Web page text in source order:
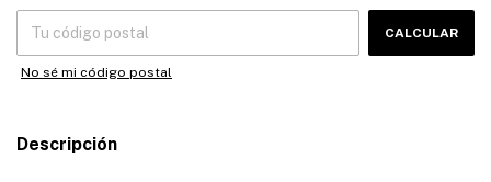
CALCULAR
No sé mi código postal
Descripción